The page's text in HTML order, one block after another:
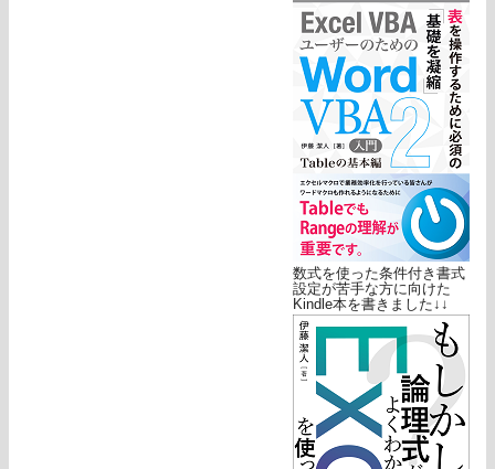
数式を使った条件付き書式
設定が苦手な方に向けた
Kindle本を書きました↓↓